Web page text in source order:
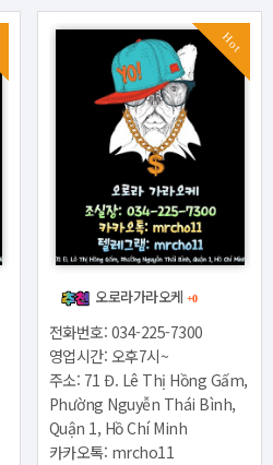
Hot
오로라가라오케 +0
전화번호: 034-225-7300
영업시간: 오후7시~
주소: 71 Đ. Lê Thị Hồng Gấm,
Phường Nguyễn Thái Bình,
Quận 1, Hồ Chí Minh
카카오톡: mrcho11